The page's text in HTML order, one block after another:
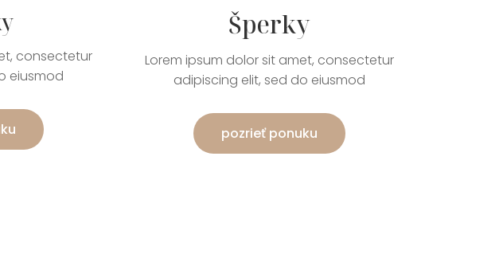
consectetur
eiusmod
Šperky
Lorem ipsum dolor sit amet, consectetur
adipiscing elit, sed do eiusmod
pozrieť ponuku